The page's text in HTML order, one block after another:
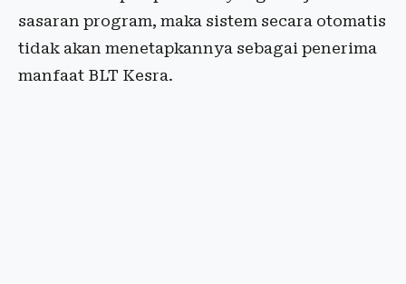
sasaran program, maka sistem secara otomatis
tidak akan menetapkannya sebagai penerima
manfaat BLT Kesra.